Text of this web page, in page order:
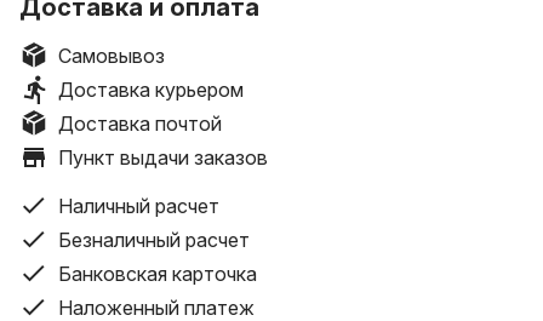
пересылки или курьера).
_____________________________________________________________
Характеристики:
Процессор AMD Ryzen 5 5600X
Vermeer (Zen 3), сокет AM4, 6 ядер, 12 потоков,
частота 4.6/3.7 ГГц, кэш 3 МБ + 32 МБ, техпроцесс 7
нм, поддержка DDR4, TDP 65W
+
Материнская плата Gigabyte B550M K
mATX, сокет AMD AM4, чипсет AMD B550, память
4xDDR4 до 4733 МГц, слоты: 1xPCIe x16 4.0, 1xPCIe
Доставка и оплата
Самовывоз
Доставка курьером
Доставка почтой
Пункт выдачи заказов
Наличный расчет
Безналичный расчет
Банковская карточка
Наложенный платеж